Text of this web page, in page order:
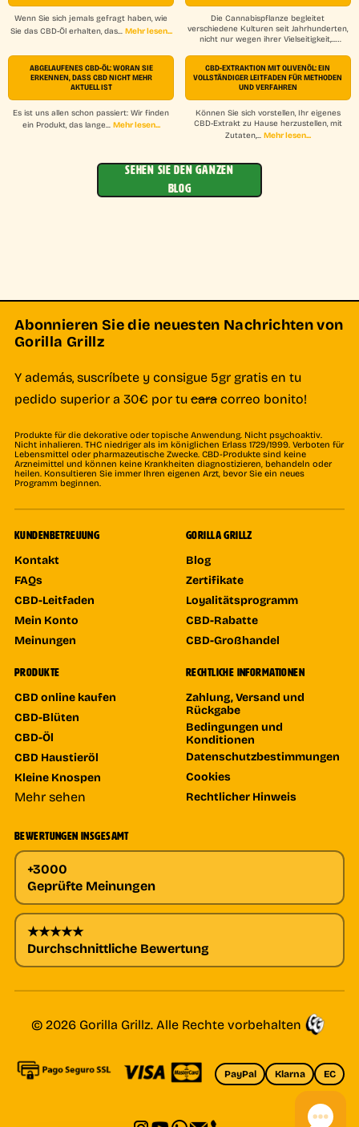
Wenn Sie sich jemals gefragt haben, wie
Sie das CBD-Öl erhalten, das... Mehr lesen...
Die Cannabispflanze begleitet
verschiedene Kulturen seit Jahrhunderten,
nicht nur wegen ihrer Vielseitigkeit,...
ABGELAUFENES CBD-ÖL: WORAN SIE
ERKENNEN, DASS CBD NICHT MEHR
AKTUELL IST
Es ist uns allen schon passiert: Wir finden
ein Produkt, das lange... Mehr lesen...
CBD-EXTRAKTION MIT OLIVENÖL: EIN
VOLLSTÄNDIGER LEITFADEN FÜR METHODEN
UND VERFAHREN
Können Sie sich vorstellen, Ihr eigenes
CBD-Extrakt zu Hause herzustellen, mit
Zutaten,... Mehr lesen...
SEHEN SIE DEN GANZEN
BLOG
Abonnieren Sie die neuesten Nachrichten von
Gorilla Grillz
Y además, suscríbete y consigue 5gr gratis en tu
pedido superior a 30€ por tucaracorreo bonito!
Produkte für die dekorative oder topische Anwendung. Nicht psychoaktiv.
Nicht inhalieren. THC niedriger als im königlichen Erlass 1729/1999. Verboten für
Lebensmittel oder pharmazeutische Zwecke. CBD-Produkte sind keine
Arzneimittel und können keine Krankheiten diagnostizieren, behandeln oder
heilen. Konsultieren Sie immer Ihren eigenen Arzt, bevor Sie ein neues
Programm beginnen.
KUNDENBETREUUNG
Kontakt
FAQs
CBD-Leitfaden
Mein Konto
Meinungen
GORILLA GRILLZ
Blog
Zertifikate
Loyalitätsprogramm
CBD-Rabatte
CBD-Großhandel
PRODUKTE
CBD online kaufen
CBD-Blüten
CBD-Öl
CBD Haustieröl
Kleine Knospen
Mehr sehen
RECHTLICHE INFORMATIONEN
Zahlung, Versand und
Rückgabe
Bedingungen und
Konditionen
Datenschutzbestimmungen
Cookies
Rechtlicher Hinweis
BEWERTUNGEN INSGESAMT
+3000
Geprüfte Meinungen
★★★★★
Durchschnittliche Bewertung
© 2026 Gorilla Grillz. Alle Rechte vorbehalten
PayPal Klarna EC